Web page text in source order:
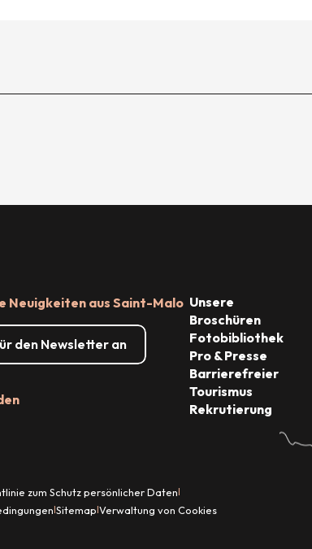
Neuigkeiten aus Saint-Malo
den Newsletter an
Unsere
Broschüren
Fotobibliothek
Pro & Presse
Barrierefreier
Tourismus
Rekrutierung
zum Schutz persönlicher Daten|
|Sitemap|Verwaltung von Cookies